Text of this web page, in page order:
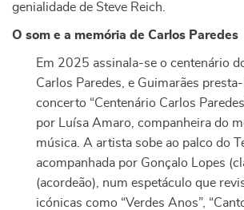
genialidade de Steve Reich.
O som e a memória de Carlos Paredes
Em 2025 assinala-se o centenário
Carlos Paredes, e Guimarães
concerto “Centenário Carlos
por Luísa Amaro, companheira do
música. A artista sobe ao palco do
acompanhada por Gonçalo Lopes
(acordeão), num espetáculo que
icónicas como “Verdes Anos”,